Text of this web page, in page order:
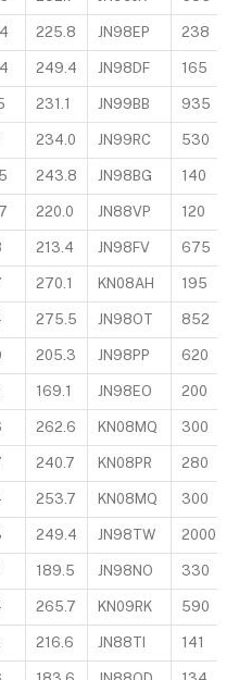
225.8 JN98EP 238
249.4 JN98DF 165
231.1 JN99BB 935
234.0 JN99RC 530
243.8 JN98BG 140
220.0 JN88VP 120
213.4 JN98FV 675
270.1 KN08AH 195
275.5 JN98OT 852
205.3 JN98PP 620
169.1 JN98EO 200
262.6 KN08MQ 300
240.7 KN08PR 280
253.7 KN08MQ 300
249.4 JN98TW 2000
189.5 JN98NO 330
265.7 KN09RK 590
216.6 JN88TI 141